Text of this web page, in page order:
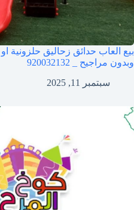
بيع العاب حدائق زحاليق حلزونية
وبدون مراجيح _ 920032132
سبتمبر 11, 2025